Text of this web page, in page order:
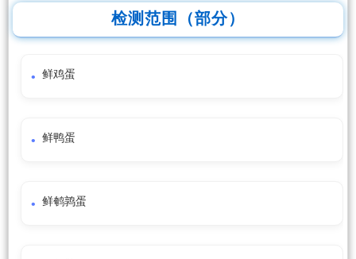
检测范围（部分）
鲜鸡蛋
鲜鸭蛋
鲜鹌鹑蛋